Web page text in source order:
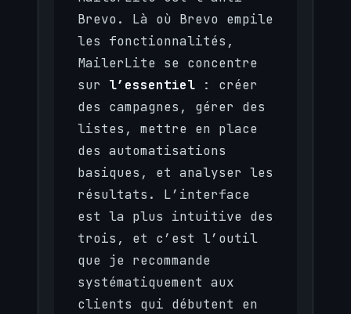
Brevo. Là où Brevo empile
les fonctionnalités,
MailerLite se concentre
sur l’essentiel : créer
des campagnes, gérer des
listes, mettre en place
des automatisations
basiques, et analyser les
résultats. L’interface
est la plus intuitive des
trois, et c’est l’outil
que je recommande
systématiquement aux
clients qui débutent en